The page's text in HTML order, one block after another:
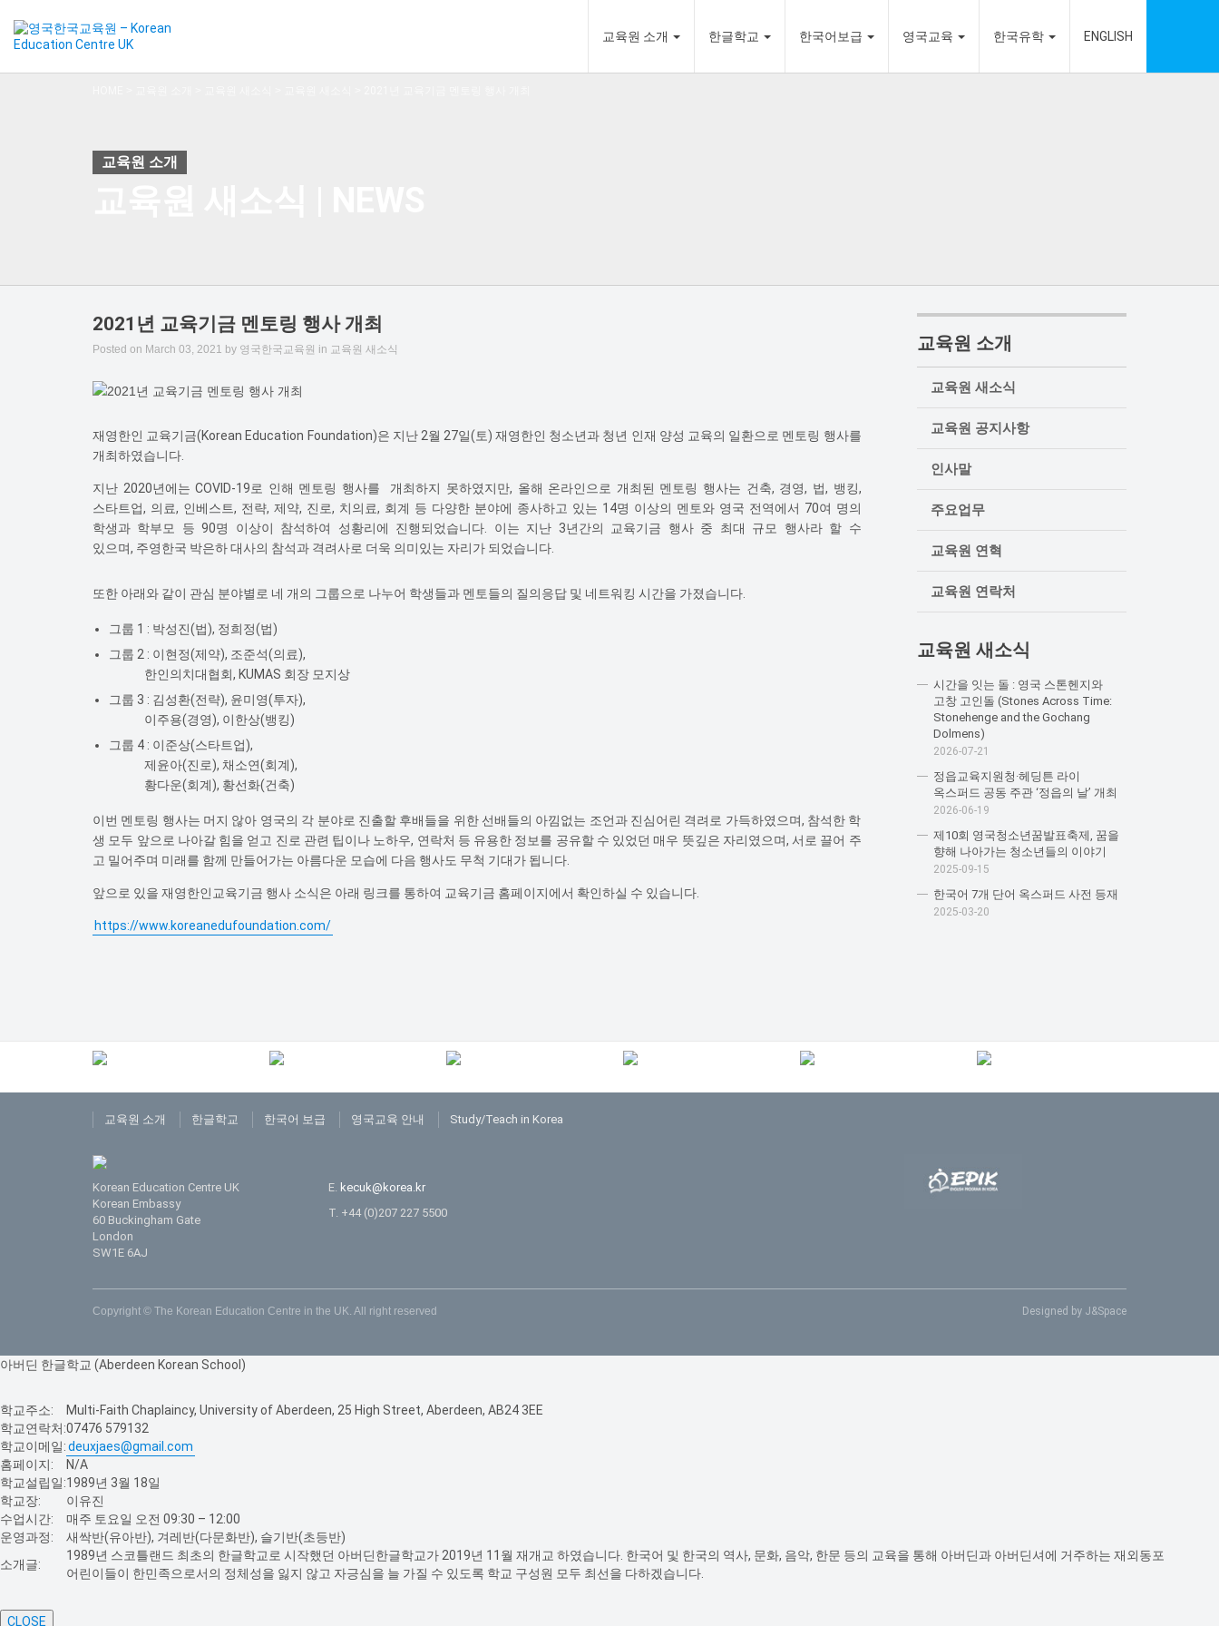
교육원 소개 한글학교 한국어보급 영국교육 한국유학 ENGLISH
2021년 교육기금 멘토링 행사 개최
Posted on March 03, 2021 by 영국한국교육원 in 교육원 새소식
재영한인 교육기금(Korean Education Foundation)은 지난 2월 27일(토) 재영한인 청소년과 청년 인재 양성 교육의 일환으로 멘토링 행사를
개최하였습니다.
지난 2020년에는 COVID-19로 인해 멘토링 행사를 개최하지 못하였지만, 올해 온라인으로 개최된 멘토링 행사는 건축, 경영, 법, 뱅킹,
스타트업, 의료, 인베스트, 전략, 제약, 진로, 치의료, 회계 등 다양한 분야에 종사하고 있는 14명 이상의 멘토와 영국 전역에서 70여 명의
학생과 학부모 등 90명 이상이 참석하여 성황리에 진행되었습니다. 이는 지난 3년간의 교육기금 행사 중 최대 규모 행사라 할 수
있으며, 주영한국 박은하 대사의 참석과 격려사로 더욱 의미있는 자리가 되었습니다.
또한 아래와 같이 관심 분야별로 네 개의 그룹으로 나누어 학생들과 멘토들의 질의응답 및 네트워킹 시간을 가졌습니다.
그룹 1 : 박성진(법), 정희정(법)
그룹 2 : 이현정(제약), 조준석(의료),
한인의치대협회, KUMAS 회장 모지상
그룹 3 : 김성환(전략), 윤미영(투자),
이주용(경영), 이한상(뱅킹)
그룹 4 : 이준상(스타트업),
제윤아(진로), 채소연(회계),
황다운(회계), 황선화(건축)
이번 멘토링 행사는 머지 않아 영국의 각 분야로 진출할 후배들을 위한 선배들의 아낌없는 조언과 진심어린 격려로 가득하였으며, 참석한 학
생 모두 앞으로 나아갈 힘을 얻고 진로 관련 팁이나 노하우, 연락처 등 유용한 정보를 공유할 수 있었던 매우 뜻깊은 자리였으며, 서로 끌어 주
고 밀어주며 미래를 함께 만들어가는 아름다운 모습에 다음 행사도 무척 기대가 됩니다.
앞으로 있을 재영한인교육기금 행사 소식은 아래 링크를 통하여 교육기금 홈페이지에서 확인하실 수 있습니다.
https://www.koreanedufoundation.com/
교육원 소개
교육원 새소식
교육원 공지사항
인사말
주요업무
교육원 연혁
교육원 연락처
교육원 새소식
시간을 잇는 돌 : 영국 스톤헨지와
고창 고인돌 (Stones Across Time:
Stonehenge and the Gochang
Dolmens)
2026-07-21
정읍교육지원청·헤딩튼 라이
옥스퍼드 공동 주관 ‘정읍의 날’ 개최
2026-06-19
제10회 영국청소년꿈발표축제, 꿈을
향해 나아가는 청소년들의 이야기
2025-09-15
한국어 7개 단어 옥스퍼드 사전 등재
2025-03-20
교육원 소개 한글학교 한국어 보급 영국교육 안내 Study/Teach in Korea
Korean Education Centre UK
Korean Embassy
60 Buckingham Gate
London
SW1E 6AJ
E. kecuk@korea.kr
T. +44 (0)207 227 5500
Copyright © The Korean Education Centre in the UK. All right reserved Designed by J&Space
아버딘 한글학교 (Aberdeen Korean School)
학교주소:
Multi-Faith Chaplaincy, University of Aberdeen, 25 High Street, Aberdeen, AB24 3EE
학교연락처:07476 579132
학교이메일:deuxjaes@gmail.com
홈페이지:
N/A
학교설립일:1989년 3월 18일
학교장:
이유진
수업시간:
매주 토요일 오전 09:30 – 12:00
운영과정:
새싹반(유아반), 겨레반(다문화반), 슬기반(초등반)
소개글:
1989년 스코틀랜드 최초의 한글학교로 시작했던 아버딘한글학교가 2019년 11월 재개교 하였습니다. 한국어 및 한국의 역사, 문화, 음악, 한문 등의 교육을 통해 아버딘과 아버딘셔에 거주하는 재외동포
어린이들이 한민족으로서의 정체성을 잃지 않고 자긍심을 늘 가질 수 있도록 학교 구성원 모두 최선을 다하겠습니다.
CLOSE